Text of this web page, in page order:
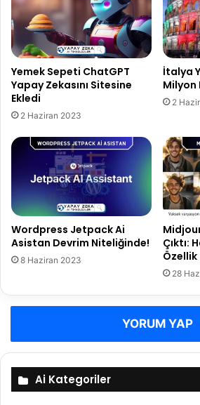
r
o
F
o
n
A
y
r
a
p
a
y
Z
e
k
s
S
i
t
e
s
i
Yemek Sepeti ChatGPT
Yapay Zekasını Sitesine
Ekledi
2 Haziran 2023
İtalya
Milyon
2
Wordpress Jetpack Ai
Asistan Devrim Niteliğinde!
8 Haziran 2023
Çıktı:
Özellik
28
YORUM YAP
Ai Kategoriler